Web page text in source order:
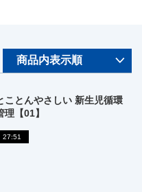
ことんやさしい 新生児循環
理【01】
27:51